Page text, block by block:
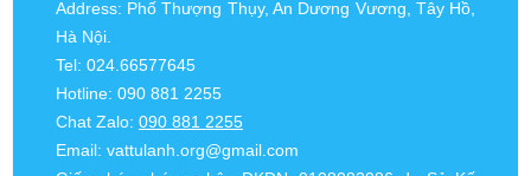
Address: Phố Thượng Thụy, An Dương Vương, Tây Hồ,
Hà Nội.
Tel: 024.66577645
Hotline: 090 881 2255
Chat Zalo: 090 881 2255
Email: vattulanh.org@gmail.com